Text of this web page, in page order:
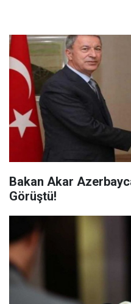
Bakan Akar
Görüştü!